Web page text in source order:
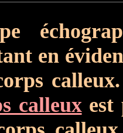
en
calleuxest